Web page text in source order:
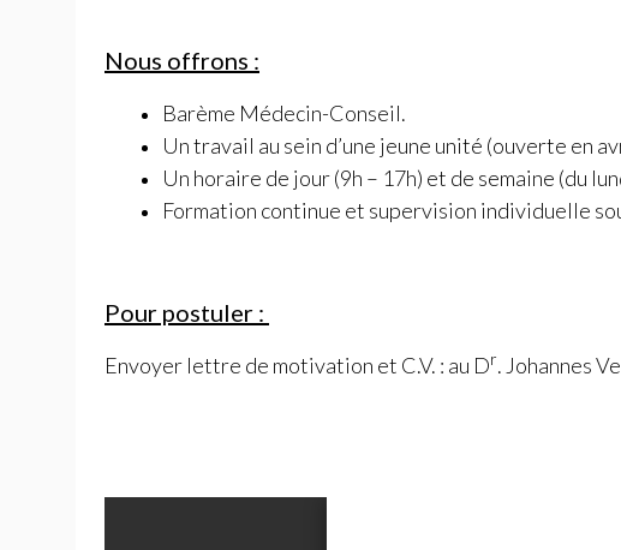
Nous offrons :
Barème Médecin-Conseil.
Un travail au sein d’une jeune unité (ouverte en
Un horaire de jour (9h – 17h) et de semaine (du
Formation continue et supervision individuelle
Pour postuler :
Envoyer lettre de motivation et C.V. : au Dr. Johannes